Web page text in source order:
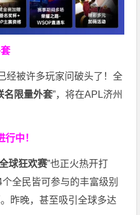
经被许多玩家问破头了！全
名限量外套”，将在APL济州
行中！
球狂欢赛”也正火热开打
全民皆可参与的丰富级别
昨晚，甚至吸引全球多达